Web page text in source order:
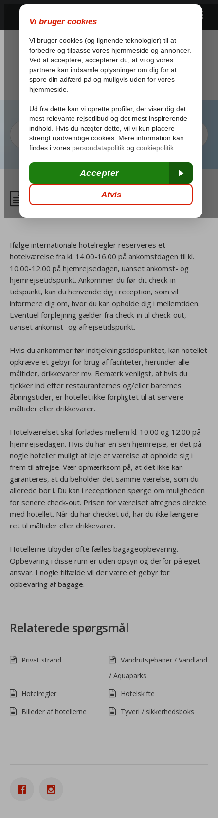
Check-in og check-out
Ifølge internationale hotelregler reserveres et
hotelværelse fra kl. 14.00-16.00 på ankomstdagen til kl.
10.00-12.00 på hjemrejsedagen, uanset ankomst- og
hjemrejsetidspunkt. Ankommer du før dit check-in
tidspunkt, kan du henvende dig i reception, som vil
informere dig om, hvor du kan opholde dig i mellemtiden.
Eventuel forplejning gælder fra check-in til check-out,
uanset ankomst- og afrejsetidspunkt.
Hvis du ankommer før indtjekningstidspunktet, kan hotellet
opkræve et gebyr for brug af faciliteter, herunder alle
måltider, drikkevarer mv. Bemærk venligst, at hvis du
tjekker ind efter restauranternes og/eller barernes
åbningstider, er hotellet ikke forpligtet til at servere
måltider eller drikkevarer.
Hotelværelset skal forlades mellem kl. 10.00 og 12.00 på
hjemrejsedagen. Hvis du har en sen hjemrejse, er det på
nogle hoteller muligt at leje et værelse at opholde sig i
frem til afrejse. Vær opmærksom på, at det ikke kan
garanteres, at du beholder det samme værelse, som du
allerede bor i. Du kan i receptionen spørge om muligheden
for senere check-out. Prisen for værelset afregnes direkte
med hotellet. Når du har checket ud, har du ikke længere
ret til måltider eller drikkevarer.
Hotellerne tilbyder ofte fælles bagageopbevaring.
Opbevaring i disse rum er uden opsyn og derfor på eget
ansvar. I nogle tilfælde vil der være et gebyr for
opbevaring af bagage.
Relaterede spørgsmål
Privat strand
Vandrutsjebaner / Vandland
/ Aquaparks
Hotelregler
Hotelskifte
Billeder af hotellerne
Tyveri / sikkerhedsboks